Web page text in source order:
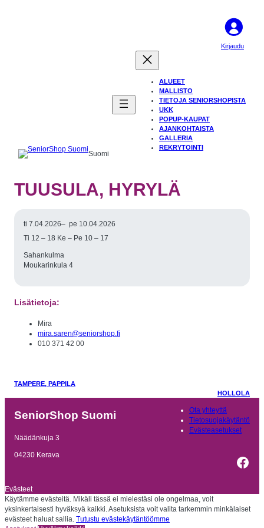
Suomi
Kirjaudu
ALUEET
MALLISTO
TIETOJA SENIORSHOPISTA
UKK
POPUP-KAUPAT
AJANKOHTAISTA
GALLERIA
REKRYTOINTI
TUUSULA, HYRYLÄ
ti 7.04.2026– pe 10.04.2026
Ti 12 – 18 Ke – Pe 10 – 17
Sahankulma
Moukarinkula 4
Lisätietoja:
Mira
mira.saren@seniorshop.fi
010 371 42 00
TAMPERE, PAPPILA
HOLLOLA
SeniorShop Suomi
Näädänkuja 3
04230 Kerava
Ota yhteyttä
Tietosuojakäytäntö
Evästeasetukset
Evästeet
Käytämme evästeitä. Mikäli tässä ei mielestäsi ole ongelmaa, voit
yksinkertaisesti hyväksyä kaikki. Asetuksista voit valita tarkemmin minkälaiset
evästeet haluat sallia. Tutustu evästekäytäntöömme